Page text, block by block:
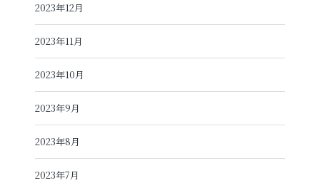
2023年12月
2023年11月
2023年10月
2023年9月
2023年8月
2023年7月